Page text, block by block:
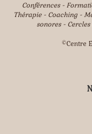
Conférences -
Thérapie - Coaching -
sonores - Cercles
©Centre